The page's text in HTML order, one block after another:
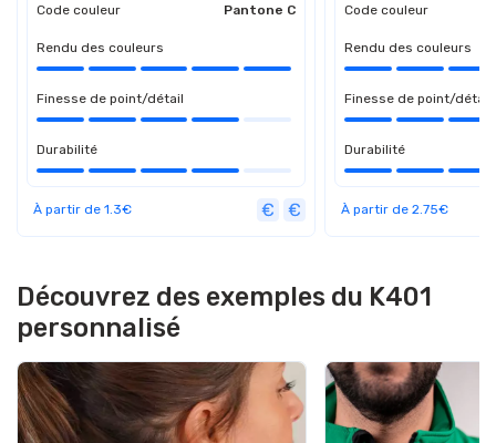
Code couleur Pantone C
Rendu des couleurs
Finesse de point/détail
Durabilité
À partir de 1.3€
Code couleur
Rendu des couleurs
Finesse de point/détail
Durabilité
À partir de 2.75€
Découvrez des exemples du K401
personnalisé